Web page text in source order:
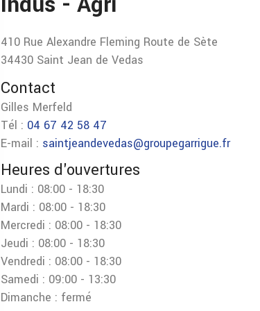
410 Rue Alexandre Fleming Route de Sète
34430 Saint Jean de Vedas
Contact
Gilles Merfeld
Tél : 04 67 42 58 47
E-mail : saintjeandevedas@groupegarrigue.fr
Heures d'ouvertures
Lundi : 08:00 - 18:30
Mardi : 08:00 - 18:30
Mercredi : 08:00 - 18:30
Jeudi : 08:00 - 18:30
Vendredi : 08:00 - 18:30
Samedi : 09:00 - 13:30
Dimanche : fermé